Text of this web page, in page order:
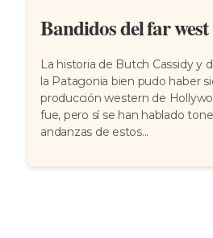
Bandidos del far west
La historia de Butch Cassidy y
la Patagonia bien pudo haber
producción western de
fue, pero sí se han hablado
andanzas de estos...